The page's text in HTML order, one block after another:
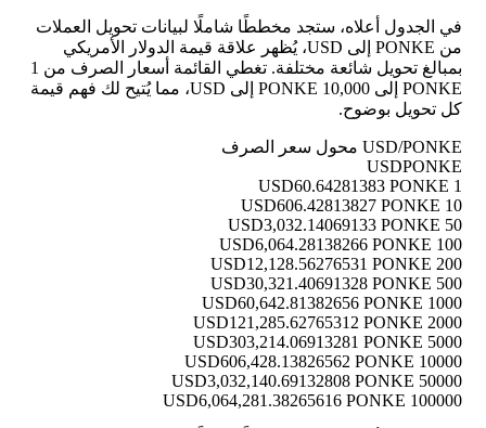
في الجدول أعلاه، ستجد مخططًا شاملًا لبيانات تحويل العملات
من PONKE إلى USD، يُظهر علاقة قيمة الدولار الأمريكي
بمبالغ تحويل شائعة مختلفة. تغطي القائمة أسعار الصرف من 1
PONKE إلى 10,000 PONKE إلى USD، مما يُتيح لك فهم قيمة
كل تحويل بوضوح.
USD/PONKE محول سعر الصرف
USDPONKE
1 USD
60.64281383 PONKE
10 USD
606.42813827 PONKE
50 USD
3,032.14069133 PONKE
100 USD
6,064.28138266 PONKE
200 USD
12,128.56276531 PONKE
500 USD
30,321.40691328 PONKE
1000 USD
60,642.81382656 PONKE
2000 USD
121,285.62765312 PONKE
5000 USD
303,214.06913281 PONKE
10000 USD
606,428.13826562 PONKE
50000 USD
3,032,140.69132808 PONKE
100000 USD
6,064,281.38265616 PONKE